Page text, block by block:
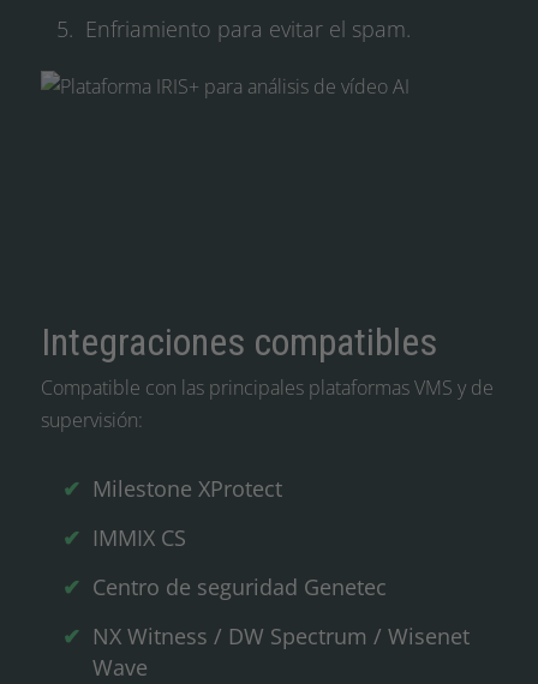
Enfriamiento para evitar el spam.
Integraciones compatibles
Compatible con las principales plataformas VMS y de
supervisión:
Milestone XProtect
IMMIX CS
Centro de seguridad Genetec
NX Witness / DW Spectrum / Wisenet
Wave